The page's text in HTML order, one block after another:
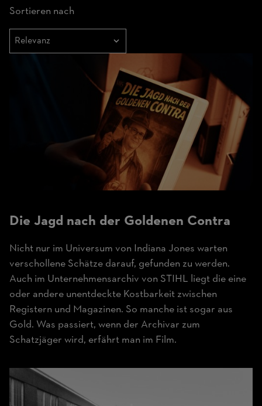
Sortieren nach
Sortieren
nach
Die Jagd nach der Goldenen Contra
Nicht nur im Universum von Indiana Jones warten
verschollene Schätze darauf, gefunden zu werden.
Auch im Unternehmensarchiv von STIHL liegt die eine
oder andere unentdeckte Kostbarkeit zwischen
Registern und Magazinen. So manche ist sogar aus
Gold. Was passiert, wenn der Archivar zum
Schatzjäger wird, erfährt man im Film.